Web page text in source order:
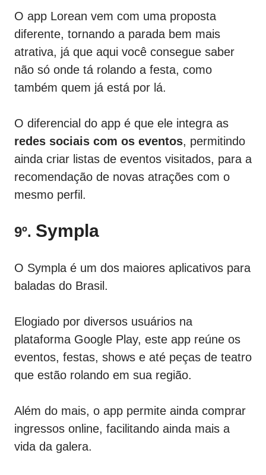
O app Lorean vem com uma proposta
diferente, tornando a parada bem mais
atrativa, já que aqui você consegue saber
não só onde tá rolando a festa, como
também quem já está por lá.
O diferencial do app é que ele integra as
redes sociais com os eventos, permitindo
ainda criar listas de eventos visitados, para a
recomendação de novas atrações com o
mesmo perfil.
9º. Sympla
O Sympla é um dos maiores aplicativos para
baladas do Brasil.
Elogiado por diversos usuários na
plataforma Google Play, este app reúne os
eventos, festas, shows e até peças de teatro
que estão rolando em sua região.
Além do mais, o app permite ainda comprar
ingressos online, facilitando ainda mais a
vida da galera.